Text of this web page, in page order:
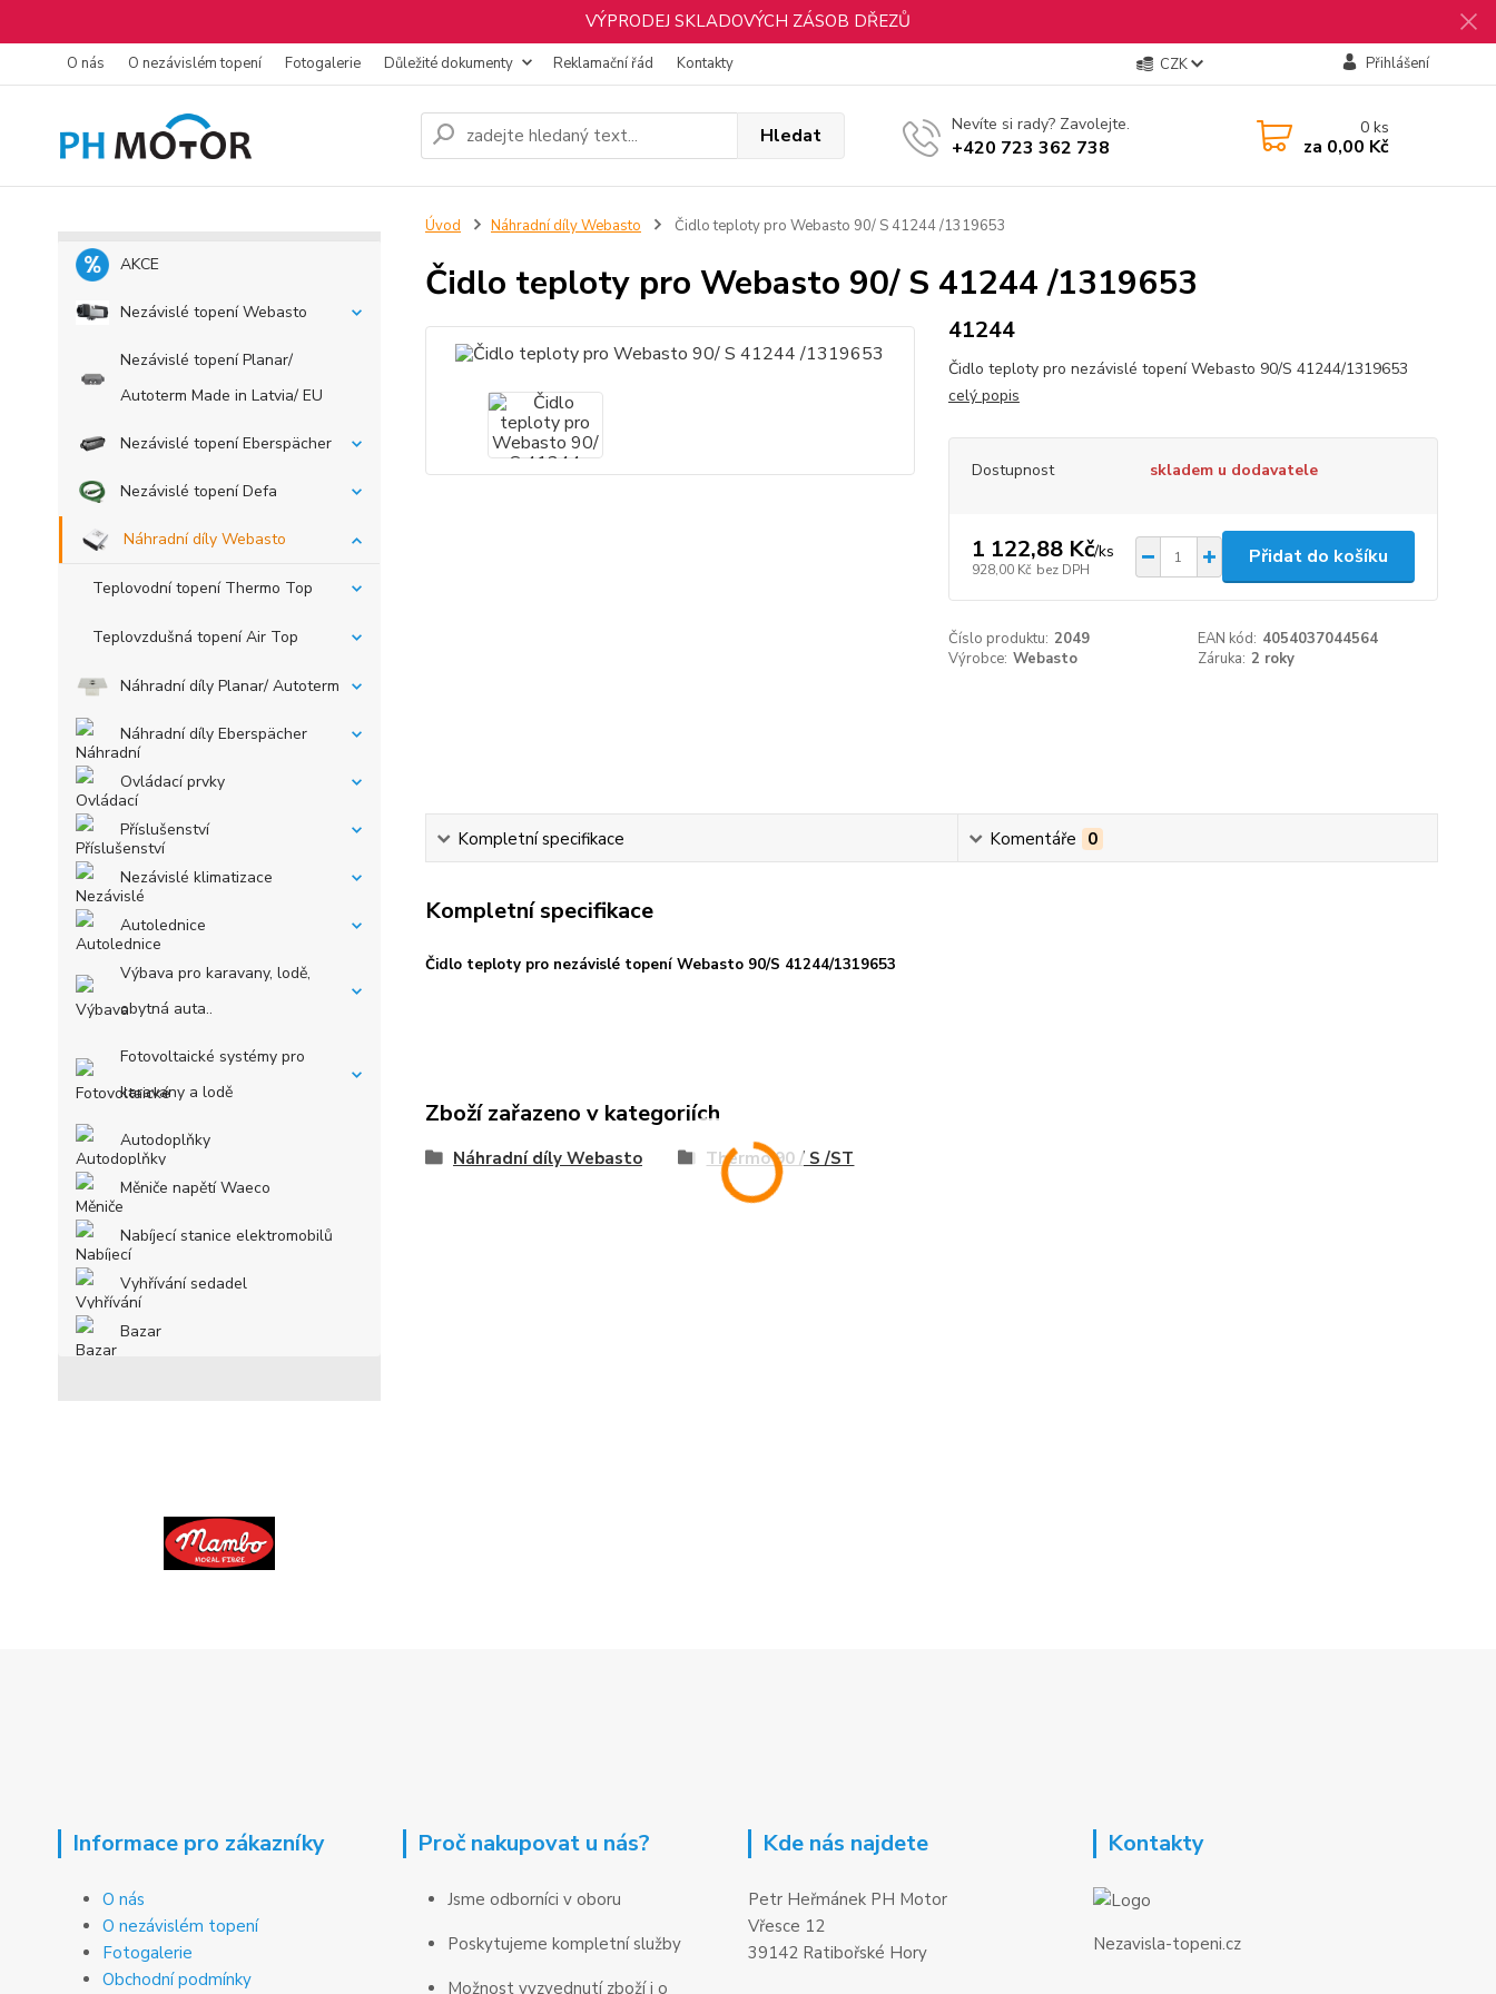
VÝPRODEJ SKLADOVÝCH ZÁSOB DŘEZŮ
O nás O nezávislém topení Fotogalerie Důležité dokumenty Reklamační řád Kontakty CZK Přihlášení
Hledat Nevíte si rady? Zavolejte.
+420 723 362 738
0ks
za 0,00 Kč
AKCE
Nezávislé topení Webasto
Nezávislé topení Planar/
Autoterm Made in Latvia/ EU
Nezávislé topení Eberspächer
Nezávislé topení Defa
Náhradní díly Webasto
Teplovodní topení Thermo Top
Teplovzdušná topení Air Top
Náhradní díly Planar/ Autoterm
Náhradní díly Eberspächer
Ovládací prvky
Příslušenství
Nezávislé klimatizace
Autolednice
Výbava pro karavany, lodě,
obytná auta..
Fotovoltaické systémy pro
karavany a lodě
Autodoplňky
Měniče napětí Waeco
Nabíjecí stanice elektromobilů
Vyhřívání sedadel
Bazar
Úvod Náhradní díly Webasto Čidlo teploty pro Webasto 90/ S 41244 /1319653
Čidlo teploty pro Webasto 90/ S 41244 /1319653
41244
Čidlo teploty pro nezávislé topení Webasto 90/S 41244/1319653
celý popis
Dostupnost skladem u dodavatele
1 122,88 Kč/ks
928,00 Kč bez DPH
Přidat do košíku
Číslo produktu: 2049 EAN kód: 4054037044564
Výrobce: Webasto Záruka: 2 roky
Kompletní specifikace Komentáře 0
Kompletní specifikace
Čidlo teploty pro nezávislé topení Webasto 90/S 41244/1319653
Zboží zařazeno v kategoriích
Náhradní díly Webasto Thermo 90 / S /ST
Informace pro zákazníky
O nás
O nezávislém topení
Fotogalerie
Obchodní podmínky
Proč nakupovat u nás?
Jsme odborníci v oboru
Poskytujeme kompletní služby
Možnost vyzvednutí zboží i o
Kde nás najdete
Petr Heřmánek PH Motor
Vřesce 12
39142 Ratibořské Hory
Kontakty
Nezavisla-topeni.cz